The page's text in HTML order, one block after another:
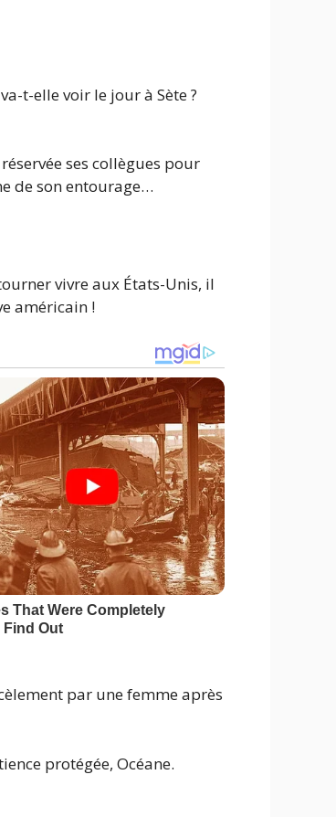
t-elle voir le jour à Sète ?
ses collègues pour
de son entourage…
vivre aux États-Unis, il
américain !
par une femme après
protégée, Océane.